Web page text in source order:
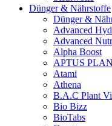
Dünger & Nährstoffe
Dünger &
Advanced
Advanced
Alpha Boost
APTUS
Atami
Athena
B.A.C Plant
Bio Bizz
BioTabs